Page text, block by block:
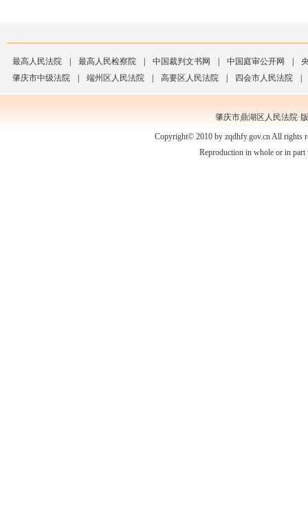
最高人民法院 最高人民检察院 中国裁判文书网 中国庭审公开网
肇庆市中级法院
端州区人民法院 高要区人民法院 四会市人民法院
肇庆市鼎湖区人民法院·
Copyright© 2010 by zqdhfy.gov.cn All rights
Reproduction in whole or in